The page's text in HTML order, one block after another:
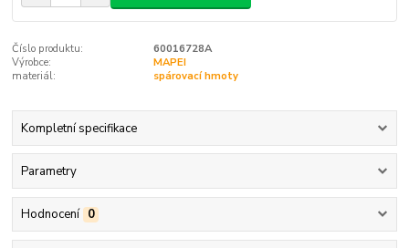
Číslo produktu:
60016728A
Výrobce:
MAPEI
materiál:
spárovací hmoty
Kompletní specifikace
Parametry
Hodnocení 0